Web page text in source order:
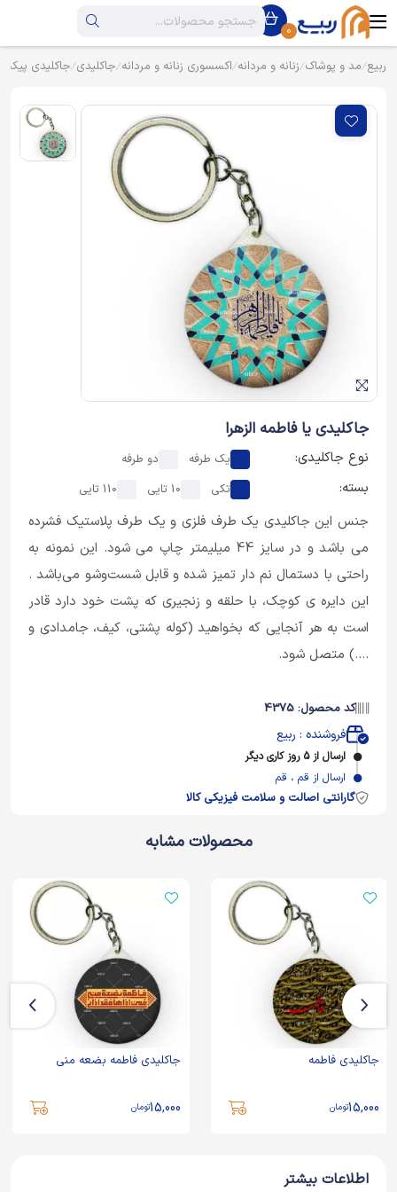
0
ربیع مد و پوشاک زنانه و مردانه اکسسوری زنانه و مردانه جاکلیدی جاکلیدی
جاکلیدی یا فاطمه الزهرا
نوع جاکلیدی: یک طرفه دو طرفه
بسته: تکی 10 تایی 110 تایی
جنس این جاکلیدی یک طرف فلزی و یک طرف پلاستیک فشرده
می باشد و در سایز 44 میلیمتر چاپ می شود. این نمونه به
راحتی با دستمال نم دار تمیز شده و قابل شست‌وشو می‌باشد .
این دایره ی کوچک، با حلقه و زنجیری که پشت خود دارد قادر
است به هر آنجایی که بخواهید (کوله پشتی، کیف، جامدادی و
....) متصل شود.
کد محصول: 4375
فروشنده : ربیع
ارسال از 5 روز کاری دیگر
ارسال از قم ، قم
گارانتی اصالت و سلامت فیزیکی کالا
محصولات مشابه
جاکلیدی فاطمه
15,000تومان
جاکلیدی فاطمه بضعه منی
15,000تومان
اطلاعات بیشتر